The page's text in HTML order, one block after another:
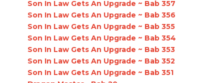
Son In Law Gets An Upgrade ~ Bab 357
Son In Law Gets An Upgrade ~ Bab 356
Son In Law Gets An Upgrade ~ Bab 355
Son In Law Gets An Upgrade ~ Bab 354
Son In Law Gets An Upgrade ~ Bab 353
Son In Law Gets An Upgrade ~ Bab 352
Son In Law Gets An Upgrade ~ Bab 351